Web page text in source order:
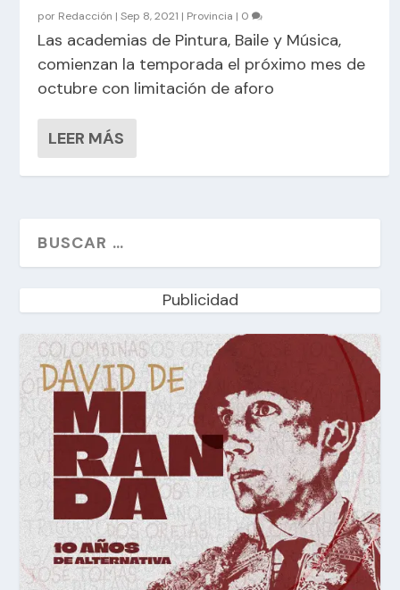
por Redacción |Sep 8, 2021 | Provincia | 0
Las academias de Pintura, Baile y Música,
comienzan la temporada el próximo mes de
octubre con limitación de aforo
LEER MÁS
Publicidad